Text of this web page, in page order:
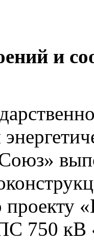
и
750 кВ